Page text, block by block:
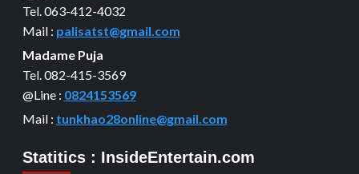
Tel. 063-412-4032
Mail : palisatst@gmail.com
Madame Puja
Tel. 082-415-3569
@Line : 0824153569
Mail : tunkhao28online@gmail.com
Statitics : InsideEntertain.com